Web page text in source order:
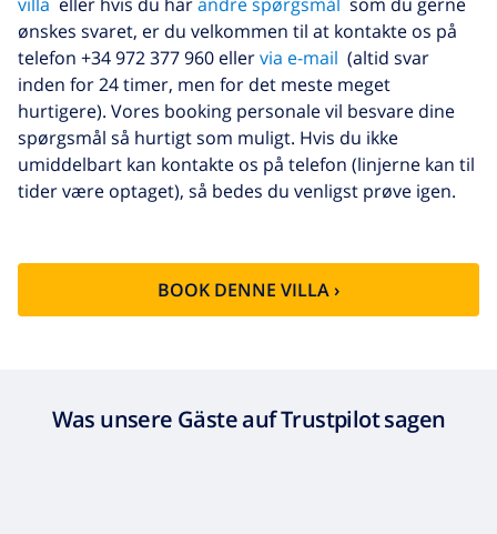
Høj stol
35,18 US$
Sen ankomst
58,64 US$ , skal betales ved
ankomsten
Afbestillings
fond:
4.80% af det samlede beløb
ønskes svaret, er du velkommen til at kontakte os på
telefon +34 972 377 960 ellervia e-mail (altid svar
inden for 24 timer, men for det meste meget
hurtigere). Vores booking personale vil besvare dine
spørgsmål så hurtigt som muligt. Hvis du ikke
umiddelbart kan kontakte os på telefon (linjerne kan til
tider være optaget), så bedes du venligst prøve igen.
BOOK DENNE VILLA ›
Was unsere Gäste auf Trustpilot sagen